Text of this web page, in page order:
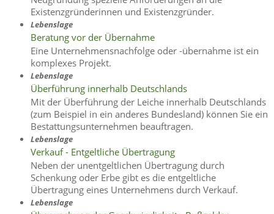
Existenzgründerinnen und Existenzgründer.
Lebenslage
Beratung vor der Übernahme
Eine Unternehmensnachfolge oder -übernahme ist ein
komplexes Projekt.
Lebenslage
Überführung innerhalb Deutschlands
Mit der Überführung der Leiche innerhalb Deutschlands
(zum Beispiel in ein anderes Bundesland) können Sie ein
Bestattungsunternehmen beauftragen.
Lebenslage
Verkauf - Entgeltliche Übertragung
Neben der unentgeltlichen Übertragung durch
Schenkung oder Erbe gibt es die entgeltliche
Übertragung eines Unternehmens durch Verkauf.
Lebenslage